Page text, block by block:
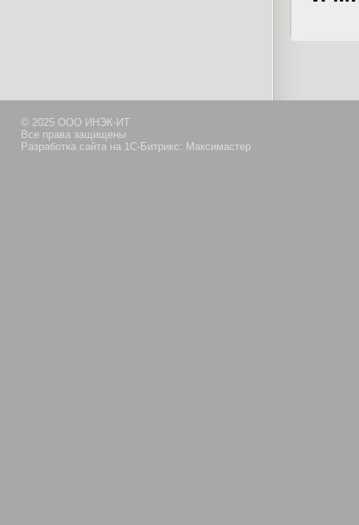
© 2025 ООО ИНЭК-ИТ
Все права защищены
Разработка сайта на 1С-Битрикс: Максимастер